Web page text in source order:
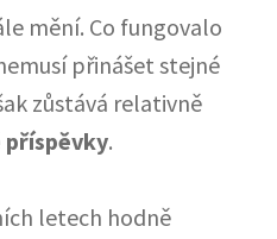
mění. Co fungovalo
přinášet stejné
zůstává relativně
.
letech hodně